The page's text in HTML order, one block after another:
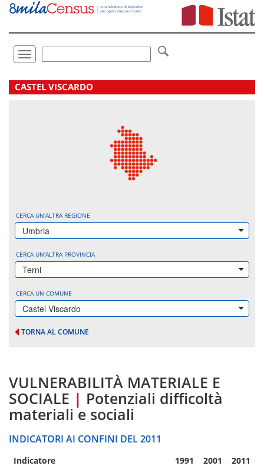
Vai
direttamente
Toggle
navigation
.
CASTEL VISCARDO
CERCA UN'ALTRA REGIONE
Umbria
CERCA UN'ALTRA PROVINCIA
Terni
CERCA UN COMUNE
Castel Viscardo
TORNA AL COMUNE
VULNERABILITÀ MATERIALE E
SOCIALE | Potenziali difficoltà
materiali e sociali
INDICATORI AI CONFINI DEL 2011
Indicatore 1991 2001 2011